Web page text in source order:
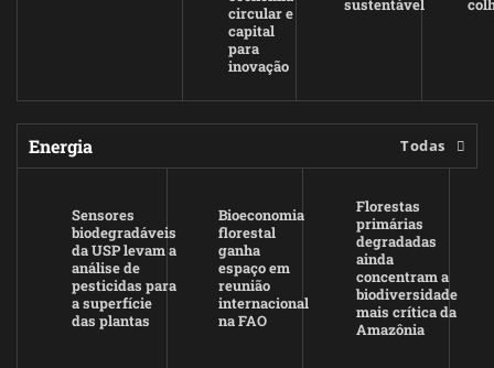
circular e
capital
para
inovação
sustentável
Energia Todas
Sensores
biodegradáveis
da USP levam a
análise de
pesticidas para
a superfície
das plantas
Bioeconomia
florestal
ganha
espaço em
reunião
internacional
na FAO
Florestas
primárias
degradadas
ainda
concentram a
biodiversidade
mais crítica da
Amazônia